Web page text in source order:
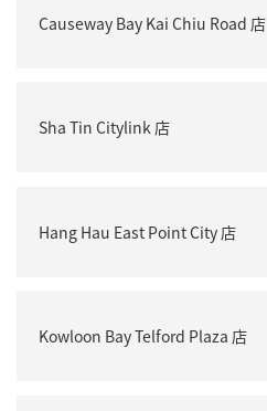
Causeway Bay Kai Chiu Road 店
Sha Tin Citylink 店
Hang Hau East Point City 店
Kowloon Bay Telford Plaza 店